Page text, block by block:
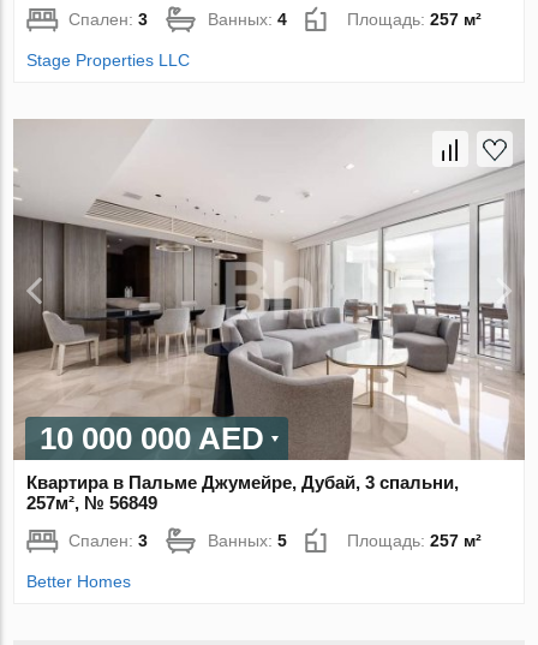
Спален:3 Ванных:4 Площадь:257 м²
Stage Properties LLC
10 000 000 AED
Квартира в Пальме Джумейре, Дубай, 3 спальни,
257м², № 56849
Спален:3 Ванных:5 Площадь:257 м²
Better Homes